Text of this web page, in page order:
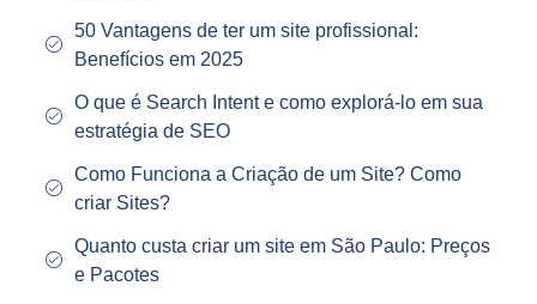
50 Vantagens de ter um site profissional:
Benefícios em 2025
O que é Search Intent e como explorá-lo em sua
estratégia de SEO
Como Funciona a Criação de um Site? Como
criar Sites?
Quanto custa criar um site em São Paulo: Preços
e Pacotes